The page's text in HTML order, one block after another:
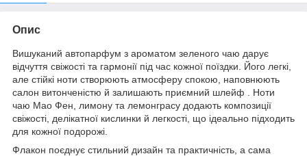
Опис
Вишуканий автопарфум з ароматом зеленого чаю дарує
відчуття свіжості та гармонії під час кожної поїздки. Його легкі,
але стійкі ноти створюють атмосферу спокою, наповнюють
салон витонченістю й залишають приємний шлейф . Ноти
чаю Мао Фен, лимону та лемонграсу додають композиції
свіжості, делікатної кислинки й легкості, що ідеально підходить
для кожної подорожі.
Флакон поєднує стильний дизайн та практичність, а сама